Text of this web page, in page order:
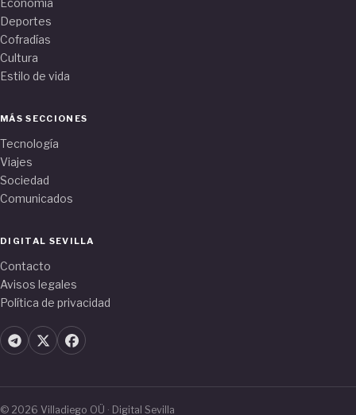
Economía
Deportes
Cofradías
Cultura
Estilo de vida
MÁS SECCIONES
Tecnología
Viajes
Sociedad
Comunicados
DIGITAL SEVILLA
Contacto
Avisos legales
Política de privacidad
© 2026 Villadiego OÜ · Digital Sevilla